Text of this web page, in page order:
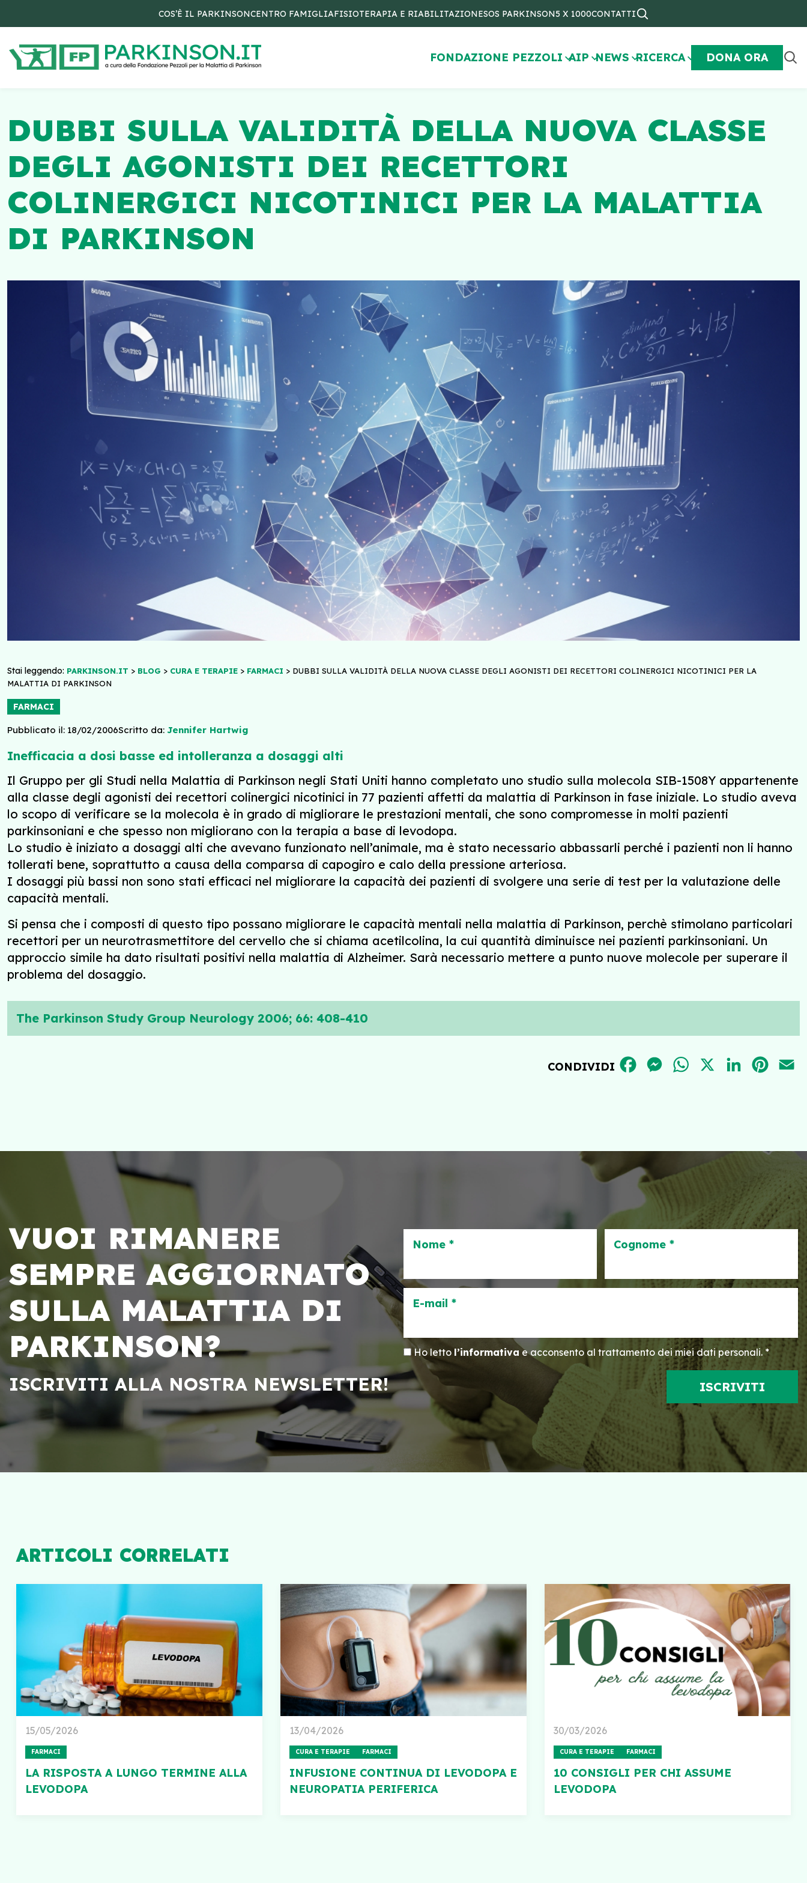
COS’È IL PARKINSONCENTRO FAMIGLIAFISIOTERAPIA E RIABILITAZIONESOS PARKINSON5 X 1000CONTATTI
FONDAZIONE PEZZOLI AIP NEWS RICERCA DONA ORA
DUBBI SULLA VALIDITÀ DELLA NUOVA CLASSE
DEGLI AGONISTI DEI RECETTORI
COLINERGICI NICOTINICI PER LA MALATTIA
DI PARKINSON
Stai leggendo: PARKINSON.IT > BLOG > CURA E TERAPIE > FARMACI > DUBBI SULLA VALIDITÀ DELLA NUOVA CLASSE DEGLI AGONISTI DEI RECETTORI COLINERGICI NICOTINICI PER LA
MALATTIA DI PARKINSON
FARMACI
Pubblicato il: 18/02/2006Scritto da: Jennifer Hartwig
Inefficacia a dosi basse ed intolleranza a dosaggi alti
Il Gruppo per gli Studi nella Malattia di Parkinson negli Stati Uniti hanno completato uno studio sulla molecola SIB-1508Y appartenente
alla classe degli agonisti dei recettori colinergici nicotinici in 77 pazienti affetti da malattia di Parkinson in fase iniziale. Lo studio aveva
lo scopo di verificare se la molecola è in grado di migliorare le prestazioni mentali, che sono compromesse in molti pazienti
parkinsoniani e che spesso non migliorano con la terapia a base di levodopa.
Lo studio è iniziato a dosaggi alti che avevano funzionato nell’animale, ma è stato necessario abbassarli perché i pazienti non li hanno
tollerati bene, soprattutto a causa della comparsa di capogiro e calo della pressione arteriosa.
I dosaggi più bassi non sono stati efficaci nel migliorare la capacità dei pazienti di svolgere una serie di test per la valutazione delle
capacità mentali.
Si pensa che i composti di questo tipo possano migliorare le capacità mentali nella malattia di Parkinson, perchè stimolano particolari
recettori per un neurotrasmettitore del cervello che si chiama acetilcolina, la cui quantità diminuisce nei pazienti parkinsoniani. Un
approccio simile ha dato risultati positivi nella malattia di Alzheimer. Sarà necessario mettere a punto nuove molecole per superare il
problema del dosaggio.
The Parkinson Study Group Neurology 2006; 66: 408-410
CONDIVIDI FACEBOOKMESSENGER
WHATSAPPLINKEDIN
VUOI RIMANERE
SEMPRE AGGIORNATO
SULLA MALATTIA DI
PARKINSON?
ISCRIVITI ALLA NOSTRA NEWSLETTER!
Nome * Cognome *
E-mail *
Ho letto l’informativa e acconsento al trattamento dei miei dati personali. *
ARTICOLI CORRELATI
15/05/2026
FARMACI
LA RISPOSTA A LUNGO TERMINE ALLA
LEVODOPA
13/04/2026
CURA E TERAPIE FARMACI
INFUSIONE CONTINUA DI LEVODOPA E
NEUROPATIA PERIFERICA
30/03/2026
CURA E TERAPIE FARMACI
10 CONSIGLI PER CHI ASSUME
LEVODOPA